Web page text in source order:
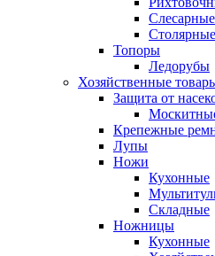
Слесарные
Столярные
Топоры
Ледорубы
Хозяйственные
Защита от
Крепежные
Лупы
Ножи
Кухонные
Складные
Ножницы
Кухонные